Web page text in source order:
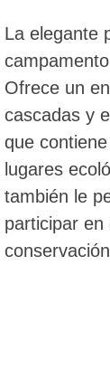
La elegante
Ofrece un
cascadas y
que
lugares
también le
participar